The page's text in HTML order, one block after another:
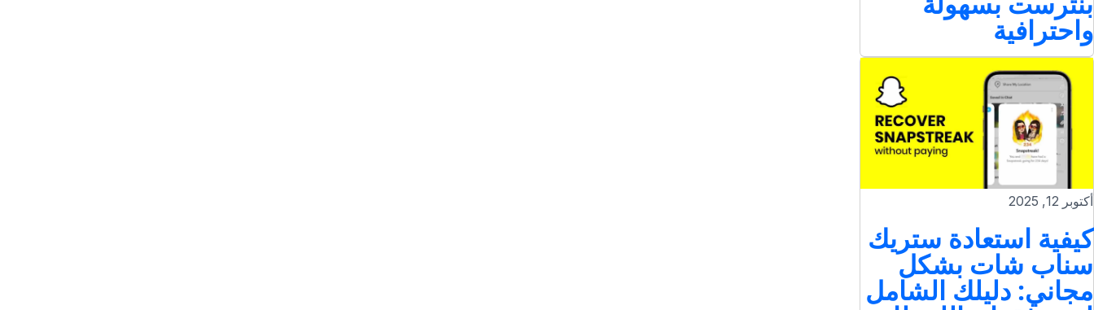
واحترافية
أكتوبر 12, 2025
كيفية استعادة ستريك
سناب شات بشكل
مجاني: دليلك الشامل